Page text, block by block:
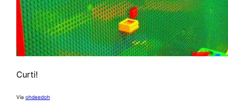
Curti!
Via ohdeedoh